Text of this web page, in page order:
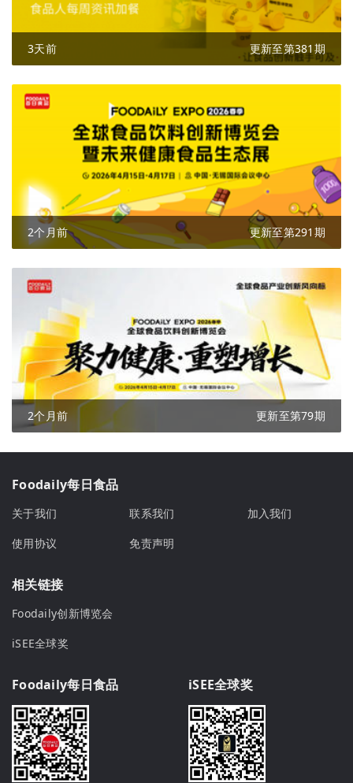
3天前 更新至第381期
2个月前 更新至第291期
2个月前 更新至第79期
Foodaily每日食品
关于我们 联系我们
加入我们
使用协议
免责声明
相关链接
Foodaily创新博览会
iSEE全球奖
Foodaily每日食品 iSEE全球奖